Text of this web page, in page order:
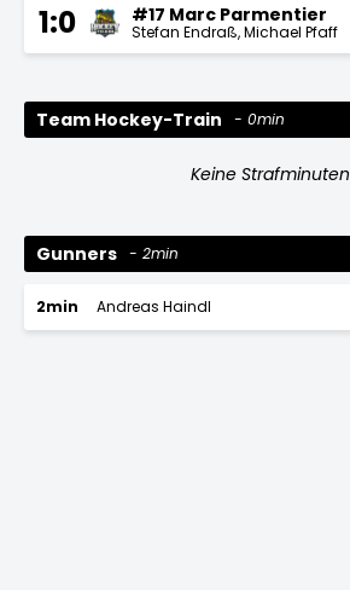
1:0 #17 Marc Parmentier
Stefan Endraß Michael Pfaff
Team Hockey-Train 0min
Keine Strafminuten
Gunners 2min
2min Andreas Haindl